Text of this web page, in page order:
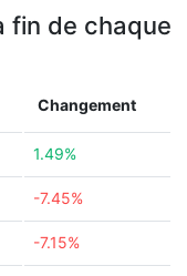
fin de chaque
Changement
1.49%
-7.45%
-7.15%